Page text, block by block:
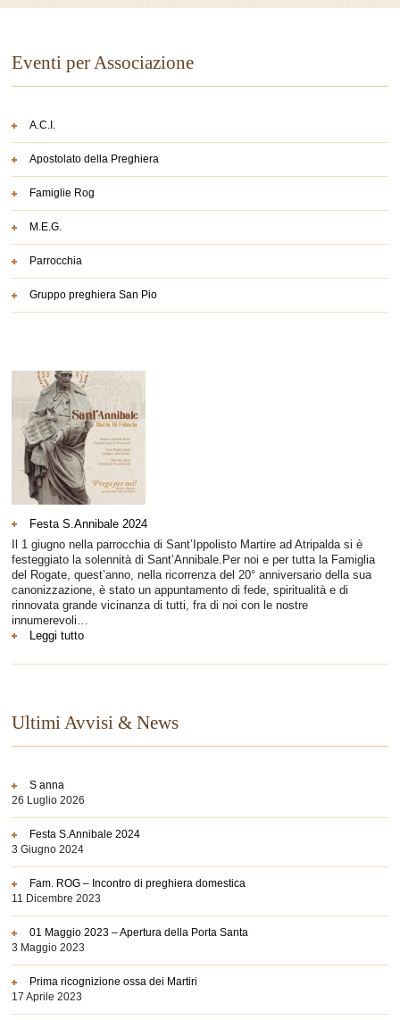
Eventi per Associazione
A.C.I.
Apostolato della Preghiera
Famiglie Rog
M.E.G.
Parrocchia
Gruppo preghiera San Pio
Festa S.Annibale 2024
Il 1 giugno nella parrocchia di Sant’Ippolisto Martire ad Atripalda si è
festeggiato la solennità di Sant’Annibale.Per noi e per tutta la Famiglia
del Rogate, quest’anno, nella ricorrenza del 20° anniversario della sua
canonizzazione, è stato un appuntamento di fede, spiritualità e di
rinnovata grande vicinanza di tutti, fra di noi con le nostre
innumerevoli…
Leggi tutto:
S.Annibale
Ultimi Avvisi & News
S anna
26 Luglio 2026
Festa S.Annibale 2024
3 Giugno 2024
Fam. ROG – Incontro di preghiera domestica
11 Dicembre 2023
01 Maggio 2023 – Apertura della Porta Santa
3 Maggio 2023
Prima ricognizione ossa dei Martiri
17 Aprile 2023